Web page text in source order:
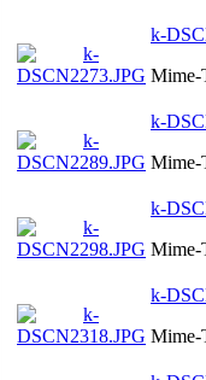
k-
Mime-
k-
Mime-
k-
Mime-
k-
Mime-